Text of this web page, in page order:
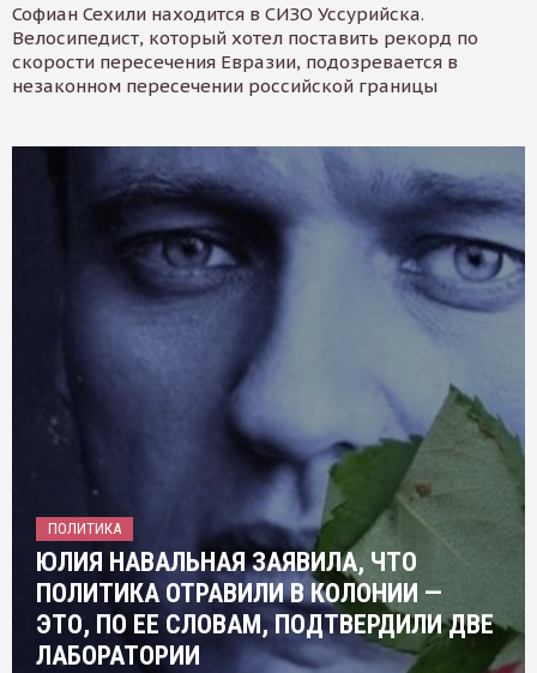
Софиан Сехили находится в СИЗО Уссурийска.
Велосипедист, который хотел поставить рекорд по
скорости пересечения Евразии, подозревается в
незаконном пересечении российской границы
ПОЛИТИКА
ЮЛИЯ НАВАЛЬНАЯ ЗАЯВИЛА, ЧТО
ПОЛИТИКА ОТРАВИЛИ В КОЛОНИИ —
ЭТО, ПО ЕЕ СЛОВАМ, ПОДТВЕРДИЛИ ДВЕ
ЛАБОРАТОРИИ